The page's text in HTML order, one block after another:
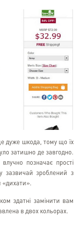
дуже шкода, тому що їх
затишно де завгодно.
позначає прості
зазвичай зроблений з
«дихати».
здатні замінити вам
в двох кольорах.